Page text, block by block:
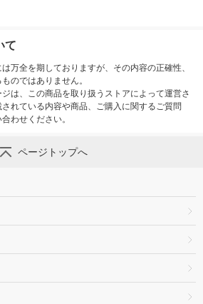
て
万全を期しておりますが、その内容の正確性、
のではありません。
は、この商品を取り扱うストアによって運営さ
れている内容や商品、ご購入に関するご質問
わせください。
ページトップへ